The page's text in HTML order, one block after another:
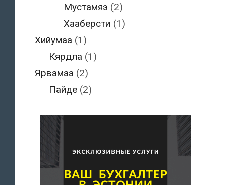
Мустамяэ (2)
Хааберсти (1)
Хийумаа (1)
Кярдла (1)
Ярвамаа (2)
Пайде (2)